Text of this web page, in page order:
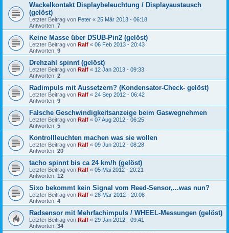
Wackelkontakt Displaybeleuchtung / Displayaustausch
(gelöst)
Letzter Beitrag von Peter « 25 Mär 2013 - 06:18
Antworten: 7
Keine Masse über DSUB-Pin2 (gelöst)
Letzter Beitrag von Ralf « 06 Feb 2013 - 20:43
Antworten: 9
Drehzahl spinnt (gelöst)
Letzter Beitrag von Ralf « 12 Jan 2013 - 09:33
Antworten: 2
Radimpuls mit Aussetzern? (Kondensator-Check- gelöst)
Letzter Beitrag von Ralf « 24 Sep 2012 - 06:42
Antworten: 9
Falsche Geschwindigkeitsanzeige beim Gaswegnehmen
Letzter Beitrag von Ralf « 07 Aug 2012 - 06:25
Antworten: 5
Kontrollleuchten machen was sie wollen
Letzter Beitrag von Ralf « 09 Jun 2012 - 08:28
Antworten: 20
tacho spinnt bis ca 24 km/h (gelöst)
Letzter Beitrag von Ralf « 05 Mai 2012 - 20:21
Antworten: 12
Sixo bekommt kein Signal vom Reed-Sensor,...was nun?
Letzter Beitrag von Ralf « 28 Mär 2012 - 20:08
Antworten: 4
Radsensor mit Mehrfachimpuls / WHEEL-Messungen (gelöst)
Letzter Beitrag von Ralf « 29 Jan 2012 - 09:41
Antworten: 34